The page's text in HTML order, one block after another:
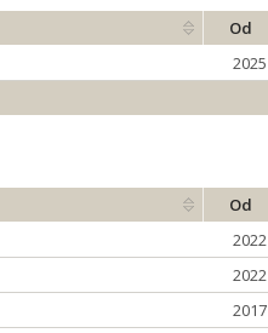
Od
2025
Od
2022
2022
2017